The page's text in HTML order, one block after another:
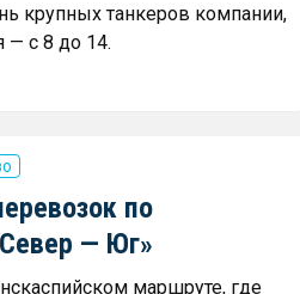
крупных танкеров компании,
— с 8 до 14.
по
— Юг»
маршруте, где